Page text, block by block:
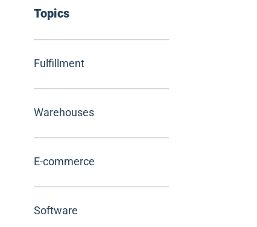
Topics
Fulfillment
Warehouses
E-commerce
Software